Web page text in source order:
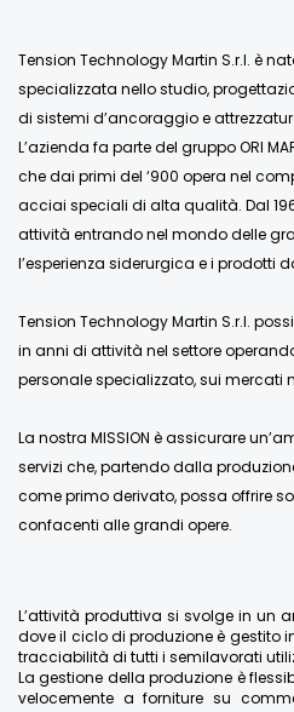
Tension Technology Martin S.r.l. è
specializzata nello studio,
di sistemi d’ancoraggio e
L’azienda fa parte del gruppo ORI
che dai primi del ‘900 opera nel
acciai speciali di alta qualità. Dal
attività entrando nel mondo delle
l’esperienza siderurgica e i prodotti
Tension Technology Martin S.r.l.
in anni di attività nel settore
personale specializzato, sui mercati
La nostra MISSION è assicurare
servizi che, partendo dalla
come primo derivato, possa offrire
confacenti alle grandi opere.
L’attività produttiva si svolge in un
dove il ciclo di produzione è gestito
tracciabilità di tutti i semilavorati
La gestione della produzione è
velocemente a forniture su